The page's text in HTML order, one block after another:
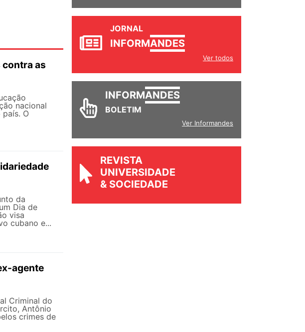
as
nacional
O
da
Dia de
visa
cubano e...
agente
Criminal do
Antônio
crimes de
JORNAL
INFORMANDES
Ver todos
INFORMANDES
BOLETIM
Ver Informandes
REVISTA
UNIVERSIDADE
& SOCIEDADE